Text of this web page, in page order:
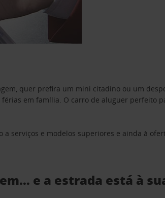
quer prefira um mini citadino ou um
em família. O carro de aluguer perfeito
a serviços e modelos superiores e ainda à
e a estrada está à